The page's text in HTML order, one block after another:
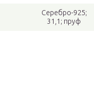
Серебро-925;
31,1; пруф